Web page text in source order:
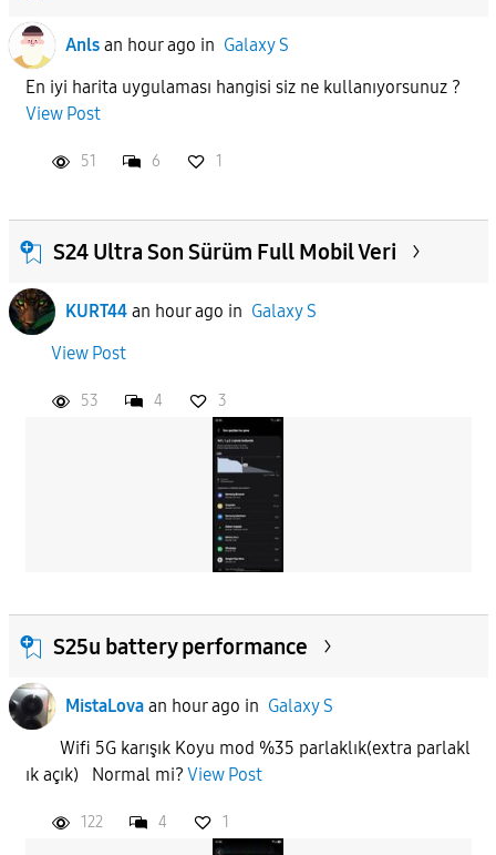
Anls an hour ago in Galaxy S
En iyi harita uygulaması hangisi siz ne kullanıyorsunuz ?
View Post
51 6 1
S24 Ultra Son Sürüm Full Mobil Veri
KURT44 an hour ago in Galaxy S
View Post
53 4 3
S25u battery performance
MistaLova an hour ago in Galaxy S
Wifi 5G karışık Koyu mod %35 parlaklık(extra parlakl
ık açık) Normal mi? View Post
122 4 1